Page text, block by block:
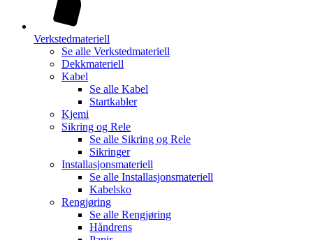
Verkstedmateriell
Se alle Verkstedmateriell
Dekkmateriell
Kabel
Se alle Kabel
Startkabler
Kjemi
Sikring og Rele
Se alle Sikring og Rele
Sikringer
Installasjonsmateriell
Se alle Installasjonsmateriell
Kabelsko
Rengjøring
Se alle Rengjøring
Håndrens